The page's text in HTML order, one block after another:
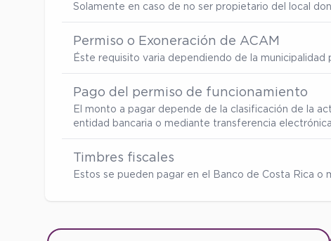
Solamente en caso de no ser propietario del local
Permiso o Exoneración de ACAM
Éste requisito varia dependiendo de la
Pago del permiso de funcionamiento
El monto a pagar depende de la clasificación de la
entidad bancaria o mediante transferencia electrónica.
Timbres fiscales
Estos se pueden pagar en el Banco de Costa Rica o